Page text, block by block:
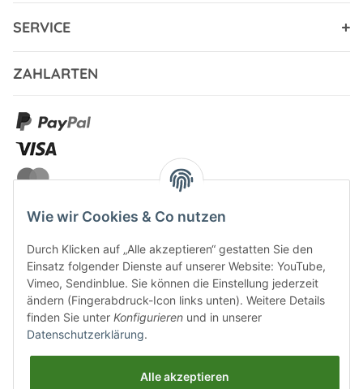
SERVICE
ZAHLARTEN
VERSANDARTEN
Wie wir Cookies & Co nutzen
Durch Klicken auf „Alle akzeptieren“ gestatten Sie den
Einsatz folgender Dienste auf unserer Website: YouTube,
Vimeo, Sendinblue. Sie können die Einstellung jederzeit
ändern (Fingerabdruck-Icon links unten). Weitere Details
finden Sie unter Konfigurieren und in unserer
Datenschutzerklärung.
Alle akzeptieren